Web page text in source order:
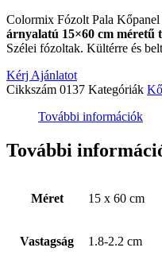
Colormix Fózolt Pala
árnyalatú 15×60 cm méretű
Szélei fózoltak. Kültérre és
Kérj Ajánlatot
Cikkszám 0137 Kategóriák
További információk
További
Méret 15 x 60 cm
Vastagság 1.8-2.2 cm